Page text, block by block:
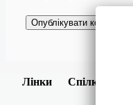
Лінки Спілки